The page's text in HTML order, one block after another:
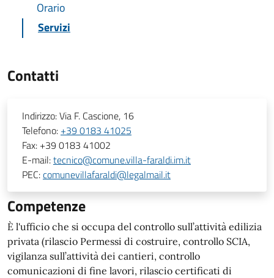
Orario
Servizi
Contatti
Indirizzo:Via F. Cascione, 16
Telefono: +39 0183 41025
Fax: +39 0183 41002
E-mail:tecnico@comune.villa-faraldi.im.it
PEC:comunevillafaraldi@legalmail.it
Competenze
È l'ufficio che si occupa del controllo sull’attività edilizia
privata (rilascio Permessi di costruire, controllo SCIA,
vigilanza sull’attività dei cantieri, controllo
comunicazioni di fine lavori, rilascio certificati di